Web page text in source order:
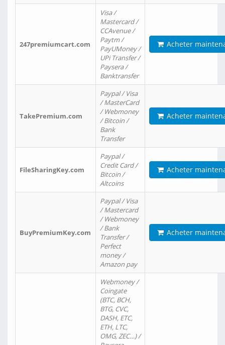
247premiumcart.com
Visa /
Mastercard /
CCAvenue /
Paytm /
PayUMoney /
UPi Transfer /
Paysera /
Banktransfer
Acheter
TakePremium.com
Paypal / Visa
/ MasterCard
/ Webmoney
/ Bitcoin /
Bank
Transfer
Acheter
FileSharingKey.com
Paypal /
Credit Card /
Bitcoin /
Altcoins
Acheter
BuyPremiumKey.com
Paypal / Visa
/ Mastercard
/ Webmoney
/ Bank
Transfer /
Perfect
money /
Amazon pay
Acheter
Webmoney /
Coingate
(BTC, BCH,
BTG, CVC,
DASH, ETC,
ETH, LTC,
OMG, ZEC…) /